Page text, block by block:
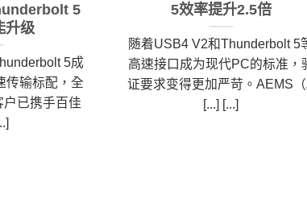
5
升级
5成
传输标配，全
已携手百佳
5效率提升2.5倍
随着USB4 V2和Thunderbolt 5
高速接口成为现代PC的标准，
证要求变得更加严苛。AEMS
[...] [...]